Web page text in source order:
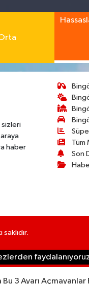
sizleri
haber
Tüm
Son
3 Ayarı Açmayanlar